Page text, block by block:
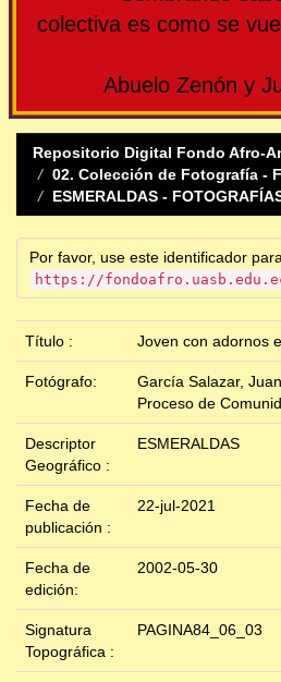
colectiva es como se
Abuelo Zenón y
Repositorio Digital Fondo Afro-
02. Colección de Fotografía -
ESMERALDAS -
Por favor, use este identificador
https://
Título : Joven con adornos
Fotógrafo:
García Salazar, Juan
Proceso de
Descriptor
Geográfico :
ESMERALDAS
Fecha de
publicación :
22-jul-2021
Fecha de
edición:
2002-05-30
Signatura
Topográfica :
PAGINA84_06_03